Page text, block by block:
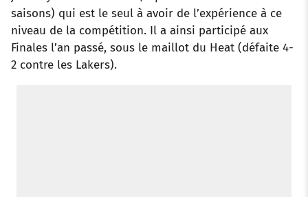
saisons) qui est le seul à avoir de l’expérience à ce
niveau de la compétition. Il a ainsi participé aux
Finales l’an passé, sous le maillot du Heat (défaite 4-
2 contre les Lakers).